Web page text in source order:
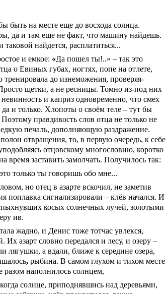
быть на месте еще до восхода солнца.
да и там еще не факт, что машину найдешь.
найдется, расплатиться...
и емкое: «Да пошел ты!..» – так это
о Евиных губах, ногтях, попе на отлете,
до изнеможения, проверяя-
щетки, а не ресницы. Томно из-под них
и каприз одновременно, что смех
и только. Хлопоты о своём теле – тут бы
правдивость слов отца не только не
печаль, дополняющую раздражение.
отвращения, то, в первую очередь, к себе
отцовскому многословию, коротко
время заставить замолчать. Получилось так:
только ты говоришь обо мне...
но отец в азарте вскочил, не заметив
поплавка сигнализировали – клёв начался. И
косых солнечных лучей, золотыми
ив.
жадно, и Денис тоже тотчас увлекся,
Их азарт словно передался и лесу, и озеру –
лягушки, а вдали, ближе к середине озера,
, рыбина. В самом глухом и тихом месте
разом наполнилось солнцем,
солнце, приподнявшись над деревьями,